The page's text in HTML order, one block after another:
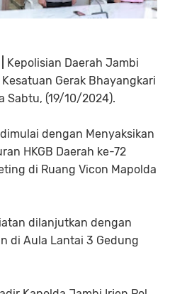
Kepolisian Daerah Jambi
Gerak Bhayangkari
Sabtu, (19/10/2024).
dengan Menyaksikan
HKGB Daerah ke-72
di Ruang Vicon Mapolda
dilanjutkan dengan
di Aula Lantai 3 Gedung